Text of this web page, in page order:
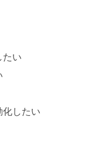
たい
化したい